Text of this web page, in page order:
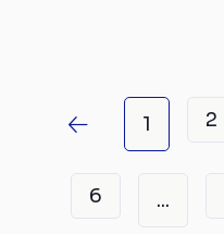
1 2
6 ...